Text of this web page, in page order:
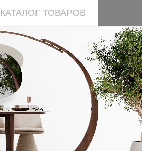
КАТАЛОГ ТОВАРОВ